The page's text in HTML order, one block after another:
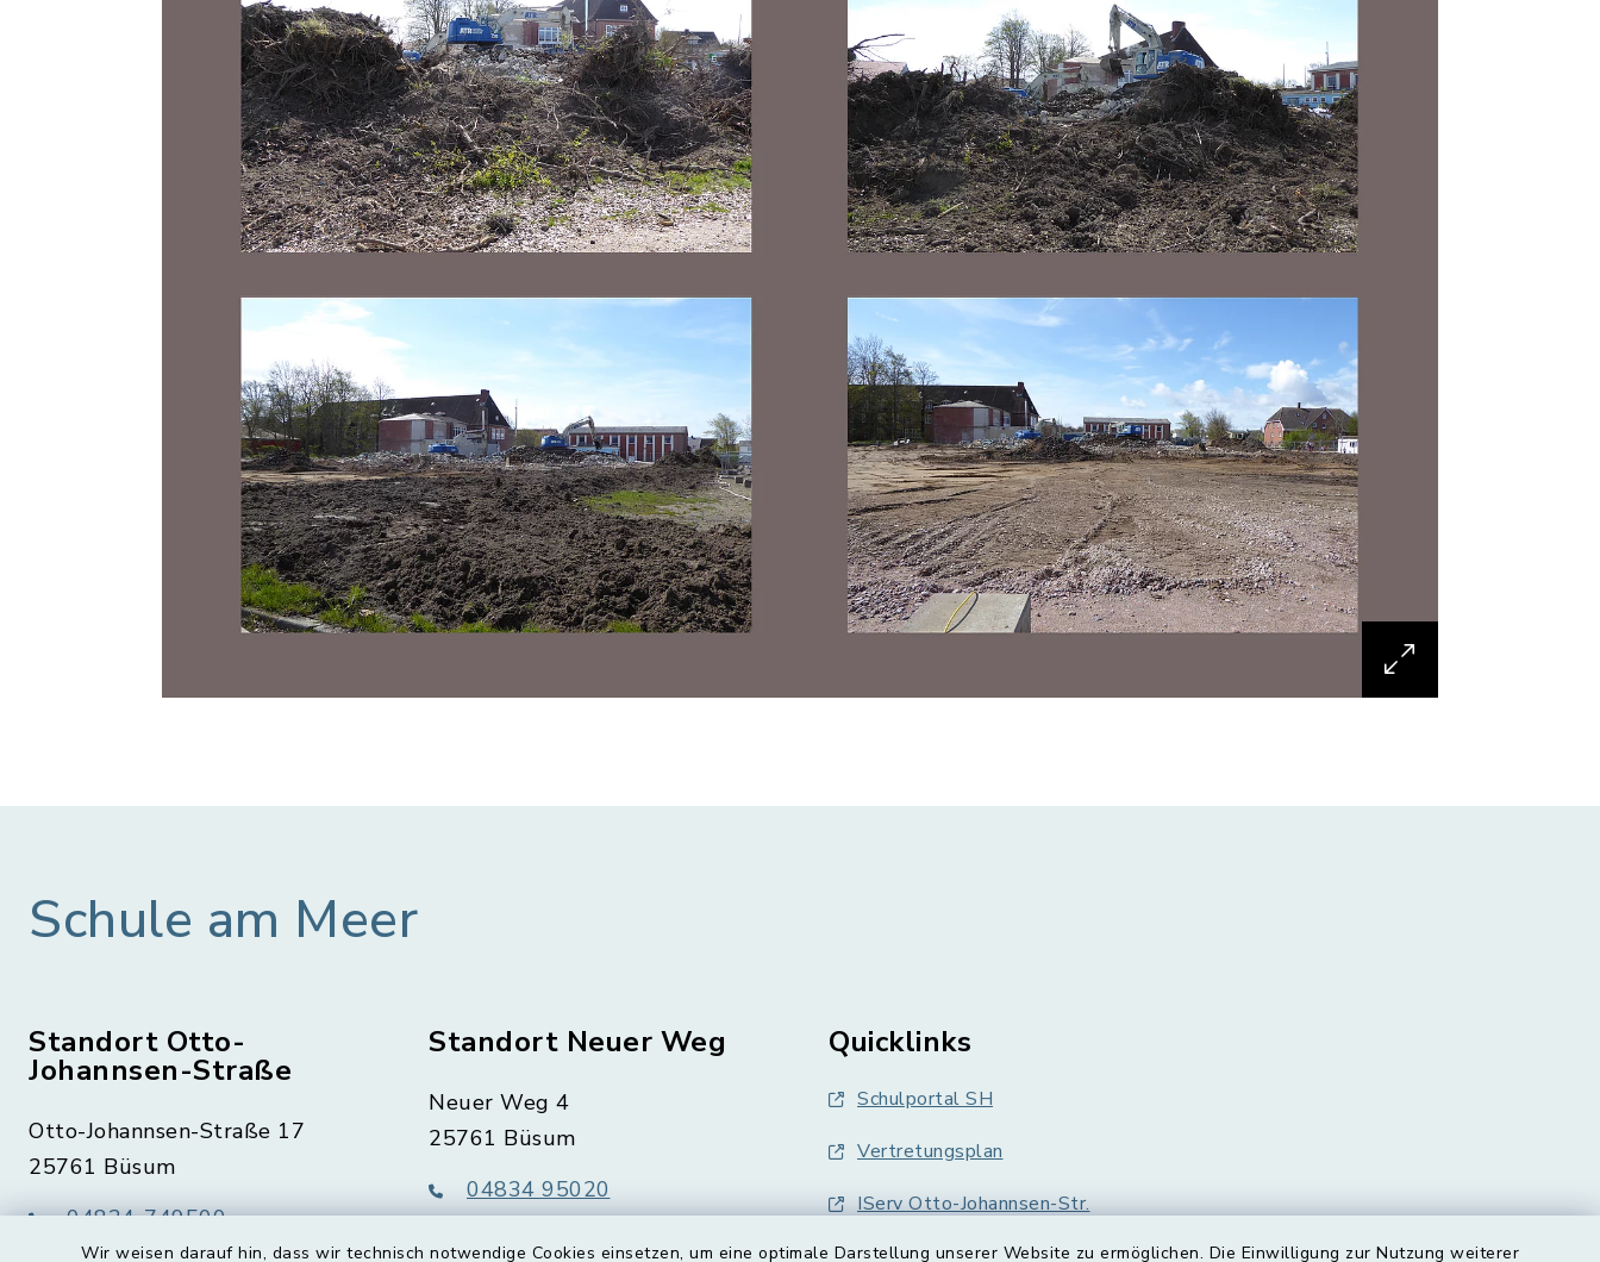
Wir weisen darauf hin, dass wir technisch notwendige Cookies einsetzen, um eine optimale Darstellung unserer Website zu ermöglichen. Die Einwilligung zur Nutzung weiterer
Schule am Meer
Standort Otto-
Johannsen-Straße
Otto-Johannsen-Straße 17
25761 Büsum
04834-749500
Standort Neuer Weg
Neuer Weg 4
25761 Büsum
04834 95020
Quicklinks
Schulportal SH
Vertretungsplan
IServ Otto-Johannsen-Str.
IServ Neuer Weg